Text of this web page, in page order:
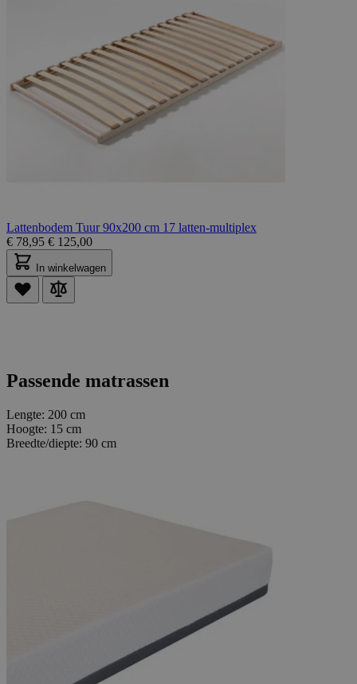
Lattenbodem Tuur 90x200 cm 17 latten-multiplex
€ 78,95 € 125,00
In winkelwagen
Passende matrassen
Lengte: 200 cm
Hoogte: 15 cm
Breedte/diepte: 90 cm